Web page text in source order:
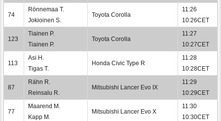
74
Rönnemaa T.
Jokioinen S.
Toyota Corolla
11:26
10:26CET
123
Tiainen P.
Tiainen P.
Toyota Corolla
11:27
10:27CET
113
Asi H.
Tigas T.
Honda Civic Type R
11:28
10:28CET
87
Rähn R.
Reinsalu R.
Mitsubishi Lancer Evo IX
11:29
10:29CET
77
Maarend M.
Kapp M.
Mitsubishi Lancer Evo X
11:30
10:30CET